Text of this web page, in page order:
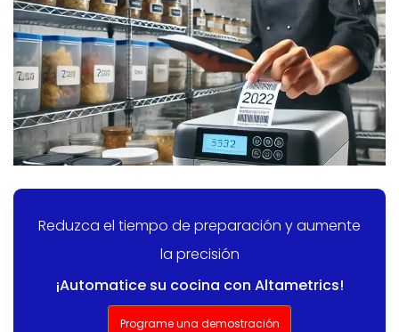
Reduzca el tiempo de preparación y aumente
la precisión
¡Automatice su cocina con Altametrics!
Programe una demostración